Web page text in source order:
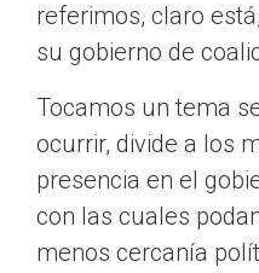
referimos, claro
su gobierno de
Tocamos un tema
ocurrir, divide a los
presencia en el
con las cuales
menos cercanía